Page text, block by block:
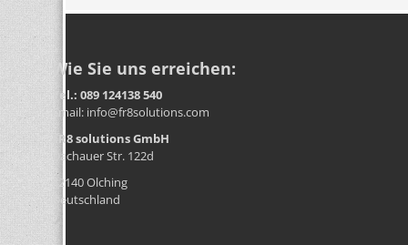
Wie Sie uns erreichen:
Tel.: 089 124138 540
Email: info@fr8solutions.com
FR8 solutions GmbH
Dachauer Str. 122d
82140 Olching
Deutschland